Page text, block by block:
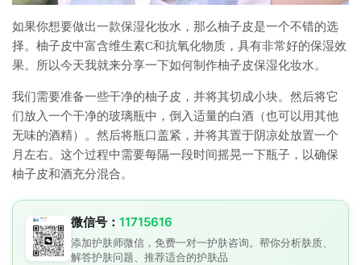
如果你想要做出一款保湿化妆水，那么柚子皮是一个不错的选
择。柚子皮中富含维生素C和抗氧化物质，具有非常好的保湿效
果。所以今天我就来分享一下如何制作柚子皮保湿化妆水。
我们需要准备一些干净的柚子皮，并将其切成小块。然后将它
们放入一个干净的玻璃瓶中，倒入适量的白酒（也可以用其他
无味的酒精）。然后将瓶口盖紧，并将其置于阴凉处放置一个
月左右。这个过程中需要每隔一段时间摇晃一下瓶子，以确保
柚子皮和酒充分混合。
微信号： 11715616
添加护肤师微信，免费一对一护肤咨询。帮你分析肤质、
解答护肤问题、推荐适合的护肤品